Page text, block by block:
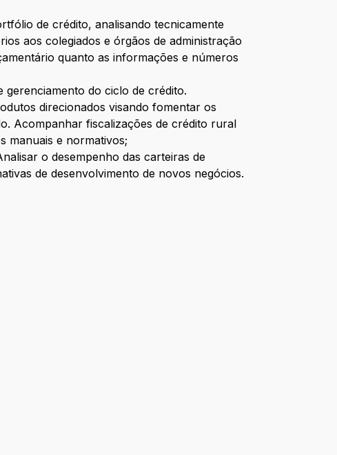
de crédito, analisando tecnicamente
aos colegiados e órgãos de administração
quanto as informações e números
gerenciamento do ciclo de crédito.
direcionados visando fomentar os
Acompanhar fiscalizações de crédito rural
manuais e normativos;
o desempenho das carteiras de
de desenvolvimento de novos negócios.